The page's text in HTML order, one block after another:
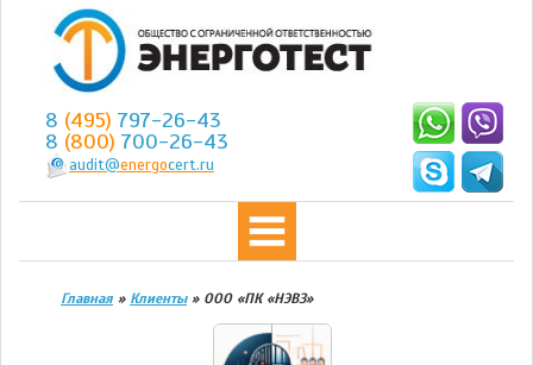
8 (495) 797-26-43
8 (800) 700-26-43
audit@energocert.ru
Главная » Клиенты» ООО «ПК «НЭВЗ»